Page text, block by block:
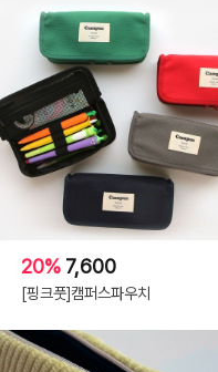
20% 7,600
[핑크풋]캠퍼스파우치